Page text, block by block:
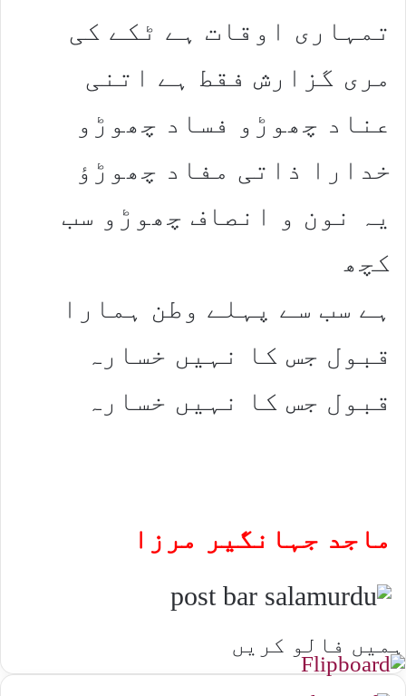
تمہاری اوقات ہے ٹکے کی
مری گزارش فقط ہے اتنی
عناد چھوڑو فساد چھوڑو
خدارا ذاتی مفاد چھوڑؤ
یہ نون و انصاف چھوڑو سب
کچھ
ہے سب سے پہلے وطن ہمارا
قبول جس کا نہیں خسارہ
قبول جس کا نہیں خسارہ
ماجد جہانگیر مرزا
ہمیں فالو کریں